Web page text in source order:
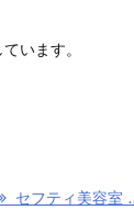
います。
セフティ美容室